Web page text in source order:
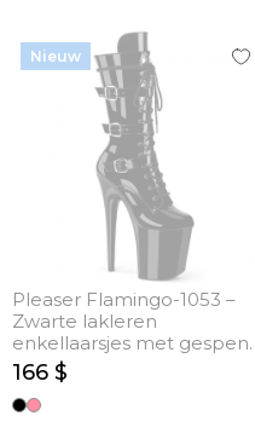
Nieuw
Pleaser Flamingo-1053 –
Zwarte lakleren
enkellaarsjes met gespen
(hak 20 cm)
166 $